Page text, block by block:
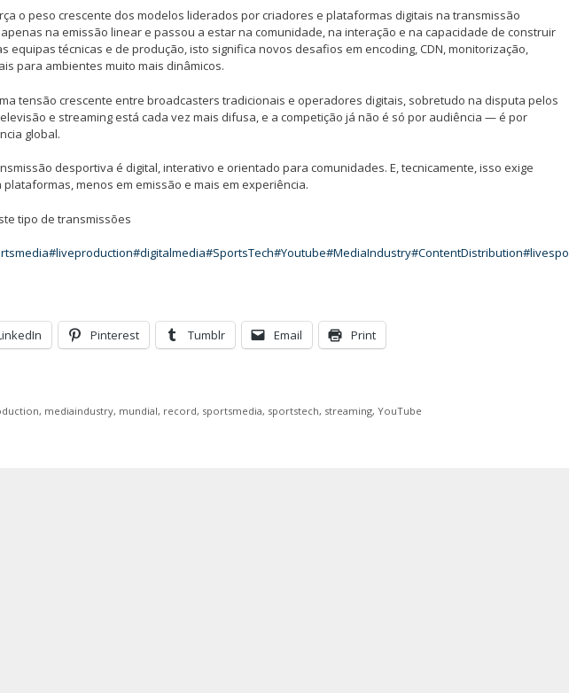
o peso crescente dos modelos liderados por criadores e plataformas digitais na transmissão
na emissão linear e passou a estar na comunidade, na interação e na capacidade de construir
equipas técnicas e de produção, isto significa novos desafios em encoding, CDN, monitorização,
para ambientes muito mais dinâmicos.
tensão crescente entre broadcasters tradicionais e operadores digitais, sobretudo na disputa pelos
e streaming está cada vez mais difusa, e a competição já não é só por audiência — é por
global.
desportiva é digital, interativo e orientado para comunidades. E, tecnicamente, isso exige
menos em emissão e mais em experiência.
tipo de transmissões
#liveproduction#digitalmedia#SportsTech#Youtube#MediaIndustry#ContentDistribution#livespo
Pinterest Tumblr Email Print
, mediaindustry, mundial, record, sportsmedia, sportstech, streaming, YouTube